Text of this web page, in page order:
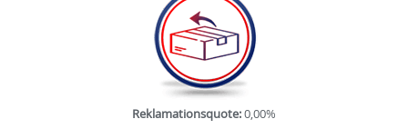
Reklamationsquote:0,00%